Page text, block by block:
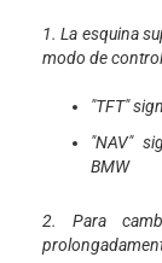
1. La esquina
modo de
"TFT"
"NAV"
BMW
2. Para